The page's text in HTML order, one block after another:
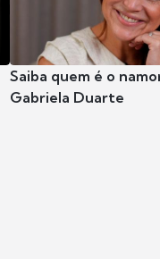
Saiba quem é o
Gabriela Duarte